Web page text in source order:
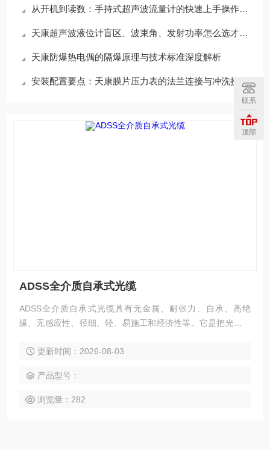
从开机到读数：手持式超声波流量计的快速上手操作步骤详解
天康超声波液位计盲区、波束角、发射功率怎么选才不误测
天康防爆热电偶的隔爆原理与技术标准深度解析
安装配置要点：天康膜片压力表的法兰连接与冲洗接口
ADSS全介质自承式光缆
ADSS全介质自承式光缆具有无金属、耐张力、自承、高绝
缘、无感应性、径细、轻、易施工和经济性等。它是把光纤束
制成的一种组合光缆。
更新时间：2026-08-03
产品型号：
浏览量：282
联系
顶部